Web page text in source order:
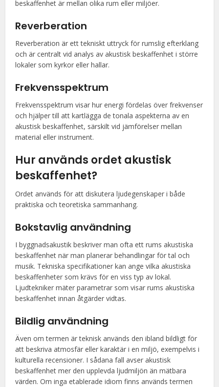
beskaffenhet är mellan olika rum eller miljöer.
Reverberation
Reverberation är ett tekniskt uttryck för rumslig efterklang
och är centralt vid analys av akustisk beskaffenhet i större
lokaler som kyrkor eller hallar.
Frekvensspektrum
Frekvensspektrum visar hur energi fördelas över frekvenser
och hjälper till att kartlägga de tonala aspekterna av en
akustisk beskaffenhet, särskilt vid jämförelser mellan
material eller instrument.
Hur används ordet akustisk
beskaffenhet?
Ordet används för att diskutera ljudegenskaper i både
praktiska och teoretiska sammanhang.
Bokstavlig användning
I byggnadsakustik beskriver man ofta ett rums akustiska
beskaffenhet när man planerar behandlingar för tal och
musik. Tekniska specifikationer kan ange vilka akustiska
beskaffenheter som krävs för en viss typ av lokal.
Ljudtekniker mäter parametrar som visar rums akustiska
beskaffenhet innan åtgärder vidtas.
Bildlig användning
Även om termen är teknisk används den ibland bildligt för
att beskriva atmosfär eller karaktär i en miljö, exempelvis i
kulturella recensioner. I sådana fall avser akustisk
beskaffenhet mer den upplevda ljudmiljön än mätbara
värden. Om inga etablerade idiom finns används termen